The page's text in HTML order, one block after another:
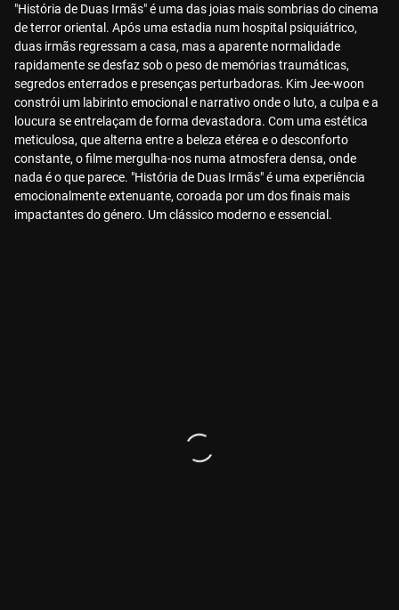
"História de Duas Irmãs" é uma das joias mais sombrias do cinema
de terror oriental. Após uma estadia num hospital psiquiátrico,
duas irmãs regressam a casa, mas a aparente normalidade
rapidamente se desfaz sob o peso de memórias traumáticas,
segredos enterrados e presenças perturbadoras. Kim Jee-woon
constrói um labirinto emocional e narrativo onde o luto, a culpa e a
loucura se entrelaçam de forma devastadora. Com uma estética
meticulosa, que alterna entre a beleza etérea e o desconforto
constante, o filme mergulha-nos numa atmosfera densa, onde
nada é o que parece. "História de Duas Irmãs" é uma experiência
emocionalmente extenuante, coroada por um dos finais mais
impactantes do género. Um clássico moderno e essencial.